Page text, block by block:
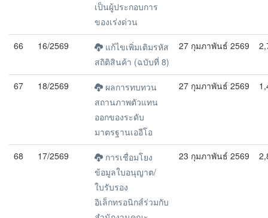
เป็นผู้ประกอบการ
ของเร่งด่วน
66 16/2569
แก้ไขเพิ่มเติมรหัส
สถิติสินค้า (ฉบับที่ 8)
27 กุมภาพันธ์ 2569
67 18/2569
ผลการทบทวน
สถานภาพตัวแทน
ออกของระดับ
มาตรฐานเออีโอ
27 กุมภาพันธ์ 2569
68 17/2569
การเชื่อมโยง
ข้อมูลใบอนุญาต/
ใบรับรอง
อิเล็กทรอนิกส์ร่วมกับ
23 กุมภาพันธ์ 2569